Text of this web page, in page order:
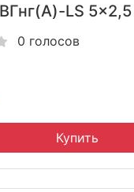
LS 5x2,5
0 голосов